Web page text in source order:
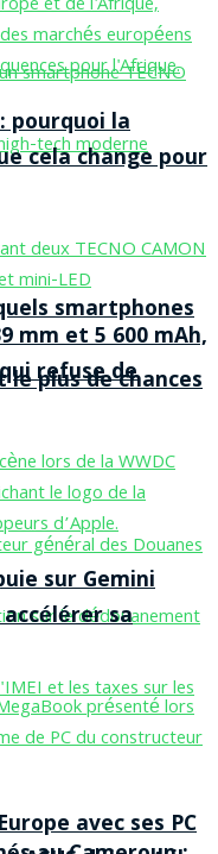
smartphones
plus de chances
pourquoi la
cela change pour
mm et 5 600 mAh,
refuse de
sur Gemini
sa
avec ses PC